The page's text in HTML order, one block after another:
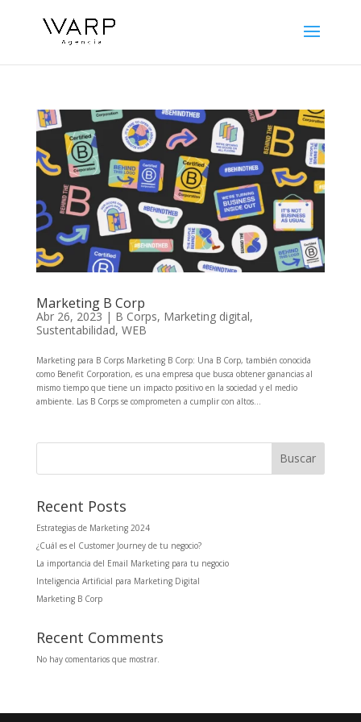
Marketing B Corp
Abr 26, 2023 | B Corps, Marketing digital,
Sustentabilidad, WEB
Marketing para B Corps Marketing B Corp: Una B Corp, también conocida
como Benefit Corporation, es una empresa que busca obtener ganancias al
mismo tiempo que tiene un impacto positivo en la sociedad y el medio
ambiente. Las B Corps se comprometen a cumplir con altos...
Buscar
Recent Posts
Estrategias de Marketing 2024
¿Cuál es el Customer Journey de tu negocio?
La importancia del Email Marketing para tu negocio
Inteligencia Artificial para Marketing Digital
Marketing B Corp
Recent Comments
No hay comentarios que mostrar.